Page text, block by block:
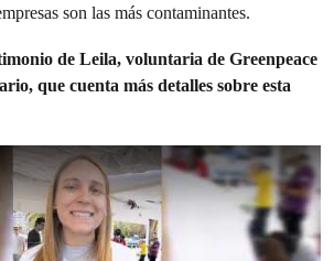
son las más contaminantes.
de Leila, voluntaria de Greenpeace
que cuenta más detalles sobre esta